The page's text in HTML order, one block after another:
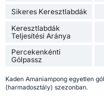
Sikeres Keresztlabdák
Keresztlabdák
Teljesítési Aránya
Percekenkénti
Gólpassz
Kaden Amaniampong egyetlen
(harmadosztály) szezonban.